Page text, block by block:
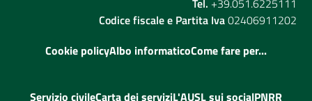
Tel. +39.051.6225111
Codice fiscale e Partita Iva02406911202
Cookie policyAlbo informaticoCome fare per...
Servizio civileCarta dei serviziL'AUSL sui socialPNRR